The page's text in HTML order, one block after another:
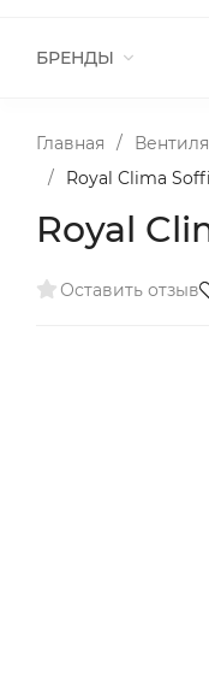
БРЕНДЫ
Главная /
/
Royal Clima
Royal
Оставить отзыв